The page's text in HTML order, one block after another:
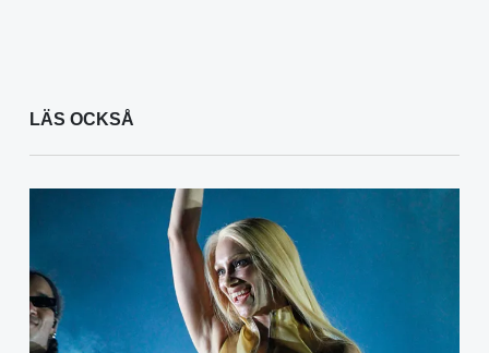
LÄS OCKSÅ